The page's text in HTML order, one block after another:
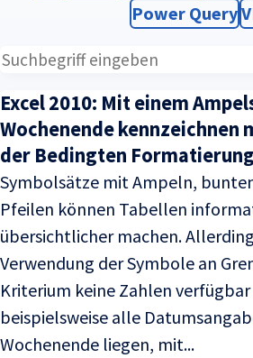
Filter
Power Query
Excel 2010: Mit einem
Wochenende kennzeichnen
der Bedingten Formatierung
Symbolsätze mit Ampeln,
Pfeilen können Tabellen
übersichtlicher machen.
Verwendung der Symbole an
Kriterium keine Zahlen verfügbar
beispielsweise alle
Wochenende liegen, mit...